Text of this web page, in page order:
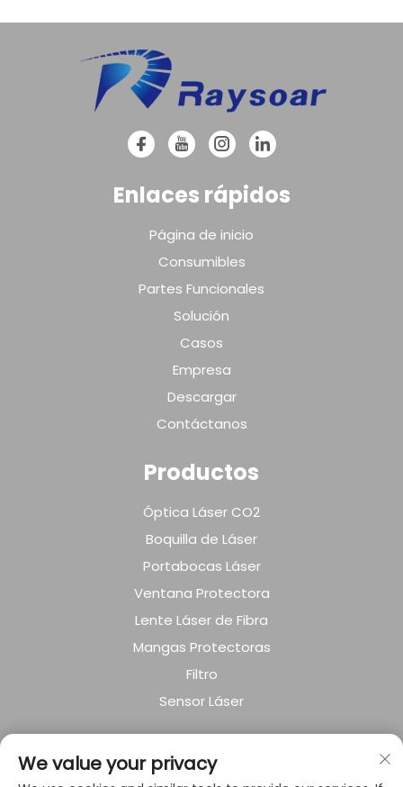
Enlaces rápidos
Página de inicio
Consumibles
Partes Funcionales
Solución
Casos
Empresa
Descargar
Contáctanos
Productos
Óptica Láser CO2
Boquilla de Láser
Portabocas Láser
Ventana Protectora
Lente Láser de Fibra
Mangas Protectoras
Filtro
Sensor Láser
SOBRE LA EMPRESA
We value your privacy